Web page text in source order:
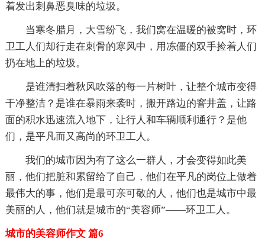
着发出刺鼻恶臭味的垃圾。
当寒冬腊月，大雪纷飞，我们窝在温暖的被窝时，环
卫工人们却行走在刺骨的寒风中，用冻僵的双手捡着人们
扔在地上的垃圾。
是谁清扫着秋风吹落的每一片树叶，让整个城市变得
干净整洁？是谁在暴雨来袭时，搬开路边的窨井盖，让路
面的积水迅速流入地下，让行人和车辆顺利通行？是他
们，是平凡而又高尚的环卫工人。
我们的城市因为有了这么一群人，才会变得如此美
丽，他们把脏和累留给了自己，他们在平凡的岗位上做着
最伟大的事，他们是最可亲可敬的人，他们也是城市中最
美丽的人，他们就是城市的“美容师”——环卫工人。
城市的美容师作文 篇6